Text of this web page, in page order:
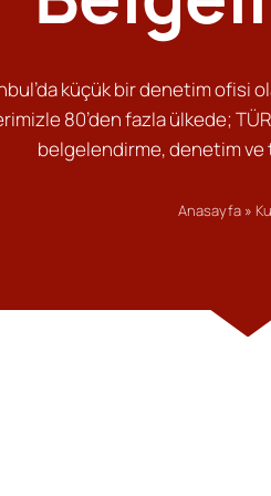
küçük bir denetim ofisi
80’den fazla ülkede;
belgelendirme, denetim
Anasayfa »